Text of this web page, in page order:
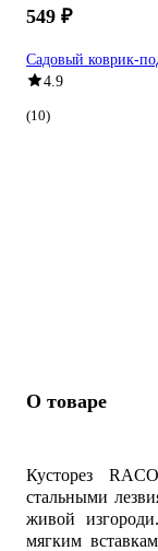
549 ₽
Садовый коврик-
4.9
(10)
О товаре
Кусторез
стальными
живой
мягким